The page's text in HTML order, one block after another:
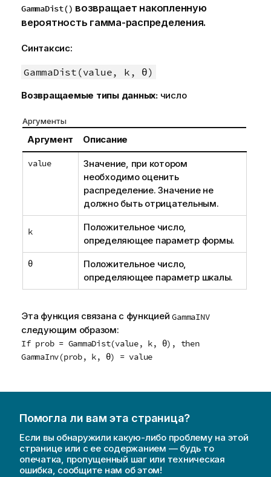
GammaDist() возвращает накопленную
вероятность гамма-распределения.
Синтаксис:
GammaDist(value, k, θ)
Возвращаемые типы данных: число
Аргументы
Аргумент Описание
value
Значение, при котором
необходимо оценить
распределение. Значение не
должно быть отрицательным.
k
Положительное число,
определяющее параметр формы.
θ
Положительное число,
определяющее параметр шкалы.
Эта функция связана с функциейGammaINV
следующим образом:
If prob = GammaDist(value, k, θ), then
GammaInv(prob, k, θ) = value
Помогла ли вам эта страница?
Если вы обнаружили какую-либо проблему на этой
странице или с ее содержанием — будь то
опечатка, пропущенный шаг или техническая
ошибка, сообщите нам об этом!